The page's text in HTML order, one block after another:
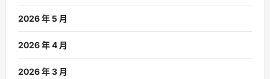
2026 年 5 月
2026 年 4 月
2026 年 3 月